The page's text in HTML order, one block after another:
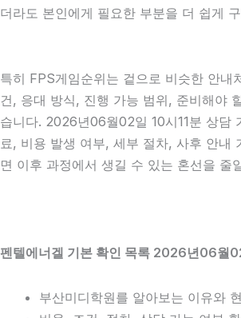
더라도 본인에게 필요한 부분을 더 쉽게
특히 FPS게임순위는 겉으로 비슷한 안내
건, 응대 방식, 진행 가능 범위, 준비해야
습니다. 2026년06월02일 10시11분 상담
료, 비용 발생 여부, 세부 절차, 사후 안내
면 이후 과정에서 생길 수 있는 혼선을 줄
펜텔에너겔 기본 확인 목록 2026년06월
부산미디학원를 알아보는 이유와